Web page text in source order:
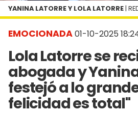
EMOCIONADA01-10-2025
Lola Latorre se
abogada y
festejó a lo
felicidad es total"
YANINA LATORRE Y LOLA LATORRE |